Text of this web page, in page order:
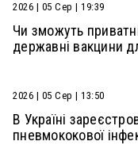
2026 | 05 Сер | 19:39
Чи зможуть
державні вакцини
2026 | 05 Сер | 13:50
В Україні
пневмококової